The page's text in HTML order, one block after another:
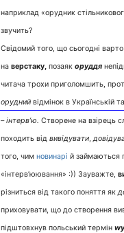
наприклад «орудник
звучить?
Свідомий того, що сьогодні
наверстаку, позаякоруддя
читача трохи приголомшить,
орудний відмінок в Українській
–інтерв’ю. Створене на взірець
походить відвивідувати,
того, чимновинарі й займаються
«інтерв’юювання» :)) Зауважте,
різниться від такого поняття як
приховувати, що до створення
підштовхнув польський термін